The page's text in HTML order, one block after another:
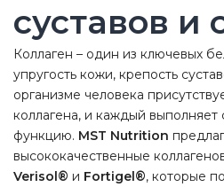
суставов и
Коллаген – один из ключевых
упругость кожи, крепость
организме человека
коллагена, и каждый
функцию. MST Nutrition
высококачественные
Verisol® и Fortigel®, которые